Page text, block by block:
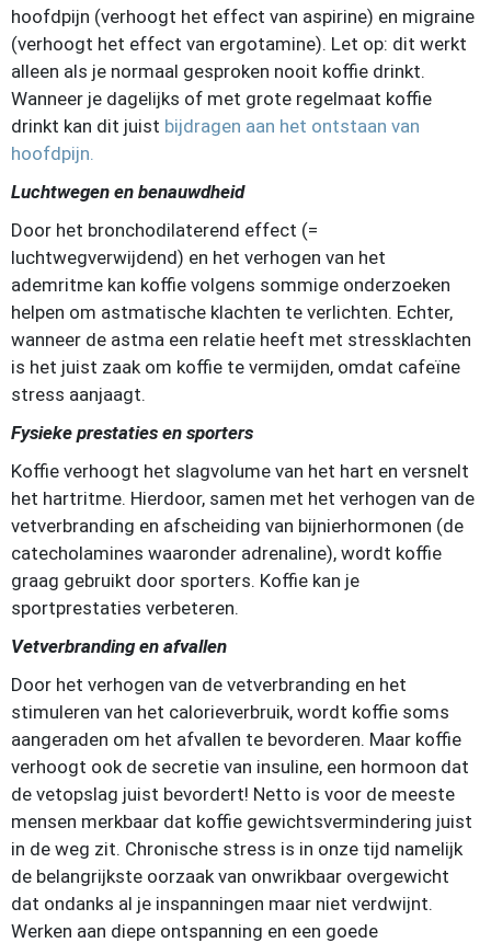
hoofdpijn (verhoogt het effect van aspirine) en migraine
(verhoogt het effect van ergotamine). Let op: dit werkt
alleen als je normaal gesproken nooit koffie drinkt.
Wanneer je dagelijks of met grote regelmaat koffie
drinkt kan dit juist bijdragen aan het ontstaan van
hoofdpijn.
Luchtwegen en benauwdheid
Door het bronchodilaterend effect (=
luchtwegverwijdend) en het verhogen van het
ademritme kan koffie volgens sommige onderzoeken
helpen om astmatische klachten te verlichten. Echter,
wanneer de astma een relatie heeft met stressklachten
is het juist zaak om koffie te vermijden, omdat cafeïne
stress aanjaagt.
Fysieke prestaties en sporters
Koffie verhoogt het slagvolume van het hart en versnelt
het hartritme. Hierdoor, samen met het verhogen van de
vetverbranding en afscheiding van bijnierhormonen (de
catecholamines waaronder adrenaline), wordt koffie
graag gebruikt door sporters. Koffie kan je
sportprestaties verbeteren.
Vetverbranding en afvallen
Door het verhogen van de vetverbranding en het
stimuleren van het calorieverbruik, wordt koffie soms
aangeraden om het afvallen te bevorderen. Maar koffie
verhoogt ook de secretie van insuline, een hormoon dat
de vetopslag juist bevordert! Netto is voor de meeste
mensen merkbaar dat koffie gewichtsvermindering juist
in de weg zit. Chronische stress is in onze tijd namelijk
de belangrijkste oorzaak van onwrikbaar overgewicht
dat ondanks al je inspanningen maar niet verdwijnt.
Werken aan diepe ontspanning en een goede